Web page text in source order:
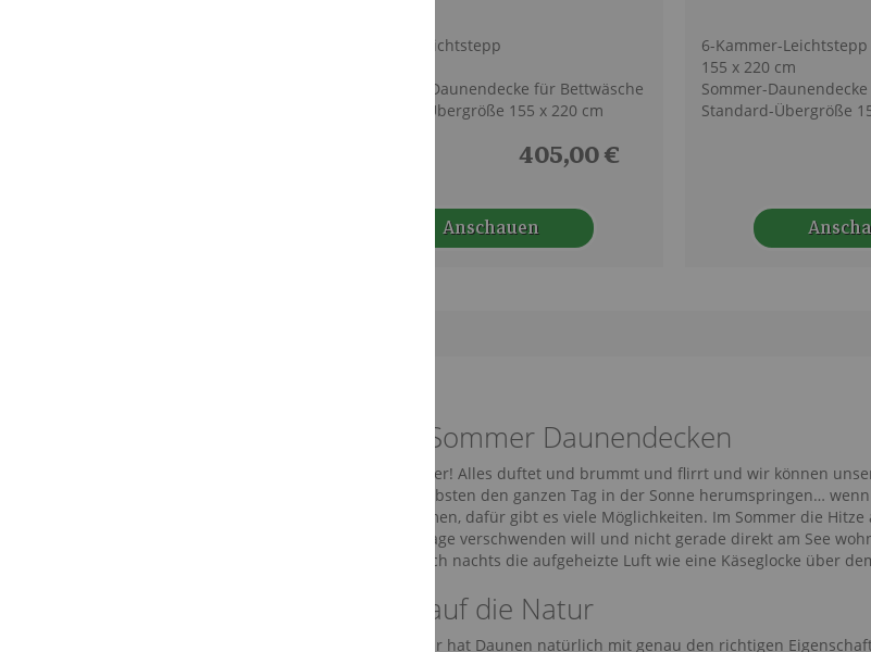
6-Kammer-Leichtstepp
Bio-Sommer-Daunendecke für Bettwäsche
in Standard-Übergröße 155 x 220 cm
405,00 €
Anschauen
6-Kammer-Leichtstepp
155 x 220 cm
Sommer-
Standard-Übergröße
Leichte Sommer Daunendecken
Endlich Sommer! Alles duftet und brummt und flirrt und wir können
würden am liebsten den ganzen Tag in der Sonne herumspringen…
Kälte entkommen, dafür gibt es viele Möglichkeiten. Im Sommer die
eine Klimaanlage verschwenden will und nicht gerade direkt am See
schließlich auch nachts die aufgeheizte Luft wie eine Käseglocke über
Verlass auf die Natur
Denn die Natur hat Daunen natürlich mit genau den richtigen